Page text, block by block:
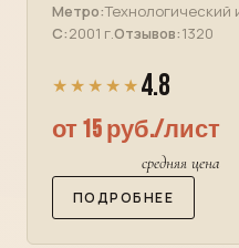
Метро:Технологический
С:2001 г.Отзывов:1320
★★★★★ 4.8
от 15 руб./лист
средняя цена
ПОДРОБНЕЕ